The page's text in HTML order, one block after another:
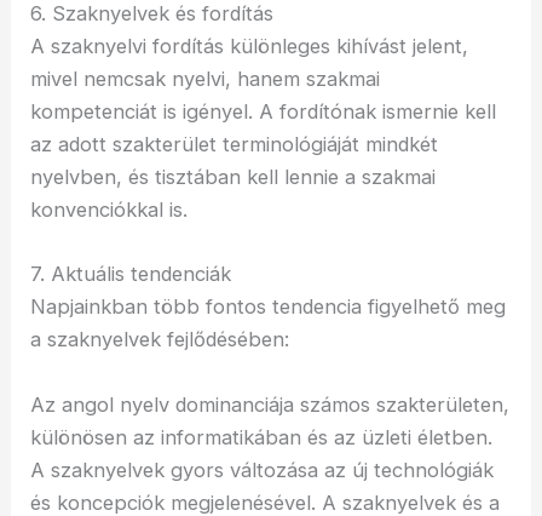
6. Szaknyelvek és fordítás
A szaknyelvi fordítás különleges kihívást jelent,
mivel nemcsak nyelvi, hanem szakmai
kompetenciát is igényel. A fordítónak ismernie kell
az adott szakterület terminológiáját mindkét
nyelvben, és tisztában kell lennie a szakmai
konvenciókkal is.
7. Aktuális tendenciák
Napjainkban több fontos tendencia figyelhető meg
a szaknyelvek fejlődésében:
Az angol nyelv dominanciája számos szakterületen,
különösen az informatikában és az üzleti életben.
A szaknyelvek gyors változása az új technológiák
és koncepciók megjelenésével. A szaknyelvek és a